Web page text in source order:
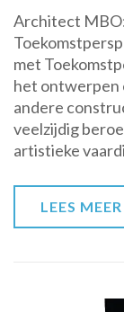
Architect
met
het ontwerpen
andere
veelzijdig
artistieke
LEES MEER